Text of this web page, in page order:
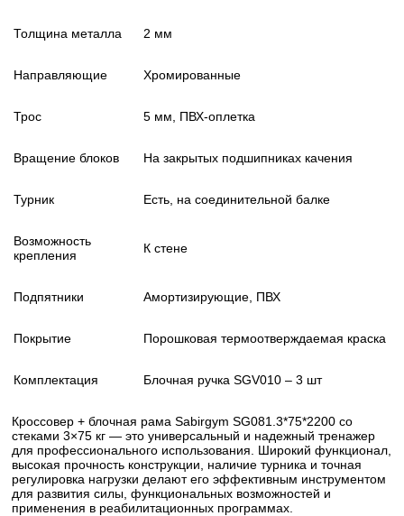
Толщина металла 2 мм
Направляющие Хромированные
Трос 5 мм, ПВХ-оплетка
Вращение блоков На закрытых подшипниках качения
Турник Есть, на соединительной балке
Возможность
крепления
К стене
Подпятники Амортизирующие, ПВХ
Покрытие Порошковая термоотверждаемая краска
Комплектация Блочная ручка SGV010 – 3 шт
Кроссовер + блочная рама Sabirgym SG081.3*75*2200 со
стеками 3×75 кг — это универсальный и надежный тренажер
для профессионального использования. Широкий функционал,
высокая прочность конструкции, наличие турника и точная
регулировка нагрузки делают его эффективным инструментом
для развития силы, функциональных возможностей и
применения в реабилитационных программах.